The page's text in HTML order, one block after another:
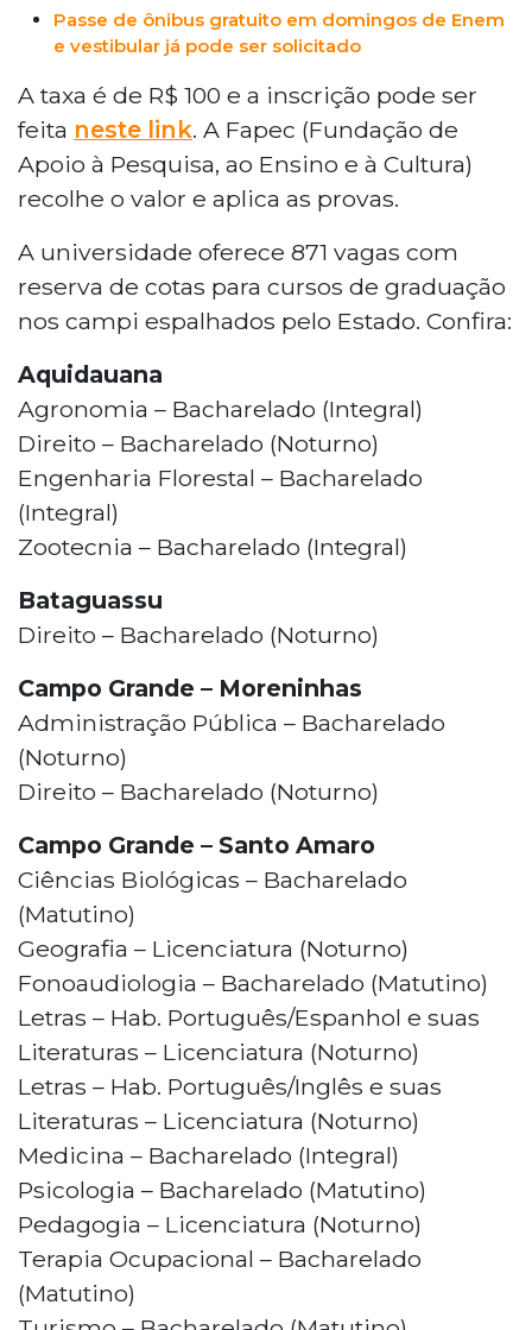
Passe de ônibus gratuito em domingos de Enem
e vestibular já pode ser solicitado
A taxa é de R$ 100 e a inscrição pode ser
feita neste link. A Fapec (Fundação de
Apoio à Pesquisa, ao Ensino e à Cultura)
recolhe o valor e aplica as provas.
A universidade oferece 871 vagas com
reserva de cotas para cursos de graduação
nos campi espalhados pelo Estado. Confira:
Aquidauana
Agronomia – Bacharelado (Integral)
Direito – Bacharelado (Noturno)
Engenharia Florestal – Bacharelado
(Integral)
Zootecnia – Bacharelado (Integral)
Bataguassu
Direito – Bacharelado (Noturno)
Campo Grande – Moreninhas
Administração Pública – Bacharelado
(Noturno)
Direito – Bacharelado (Noturno)
Campo Grande – Santo Amaro
Ciências Biológicas – Bacharelado
(Matutino)
Geografia – Licenciatura (Noturno)
Fonoaudiologia – Bacharelado (Matutino)
Letras – Hab. Português/Espanhol e suas
Literaturas – Licenciatura (Noturno)
Letras – Hab. Português/Inglês e suas
Literaturas – Licenciatura (Noturno)
Medicina – Bacharelado (Integral)
Psicologia – Bacharelado (Matutino)
Pedagogia – Licenciatura (Noturno)
Terapia Ocupacional – Bacharelado
(Matutino)